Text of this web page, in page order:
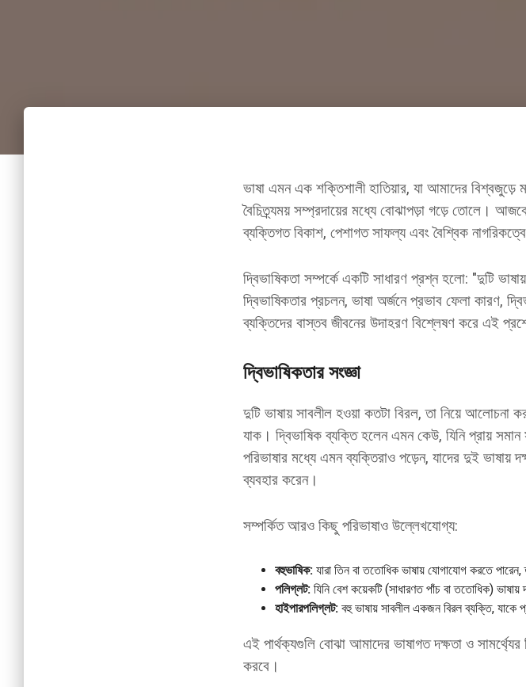
ভাষা এমন এক শক্তিশালী হাতিয়ার, যা আমাদের
বৈচিত্র্যময় সম্প্রদায়ের মধ্যে বোঝাপড়া গড়ে তোলে।
ব্যক্তিগত বিকাশ, পেশাগত সাফল্য এবং বৈশ্বিক
দ্বিভাষিকতা সম্পর্কে একটি সাধারণ প্রশ্ন হলো: "দুটি
দ্বিভাষিকতার প্রচলন, ভাষা অর্জনে প্রভাব ফেলা কারণ,
ব্যক্তিদের বাস্তব জীবনের উদাহরণ বিশ্লেষণ করে এই
দ্বিভাষিকতার সংজ্ঞা
দুটি ভাষায় সাবলীল হওয়া কতটা বিরল, তা নিয়ে আলোচনা
যাক। দ্বিভাষিক ব্যক্তি হলেন এমন কেউ, যিনি প্রায়
পরিভাষার মধ্যে এমন ব্যক্তিরাও পড়েন, যাদের দুই ভাষায়
ব্যবহার করেন।
সম্পর্কিত আরও কিছু পরিভাষাও উল্লেখযোগ্য:
বহুভাষিক: যারা তিন বা ততোধিক ভাষায় যোগাযোগ করতে পারেন,
পলিগ্লট: যিনি বেশ কয়েকটি (সাধারণত পাঁচ বা ততোধিক) ভাষায়
হাইপারপলিগ্লট: বহু ভাষায় সাবলীল একজন বিরল ব্যক্তি, যাকে
এই পার্থক্যগুলি বোঝা আমাদের ভাষাগত দক্ষতা ও
করবে।